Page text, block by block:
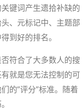
键词产生遗拾补缺的
、元标记中、主题部
到好的排名。
符合了大多数人的搜
就是您无法控制的可
的”评分”标准。随着